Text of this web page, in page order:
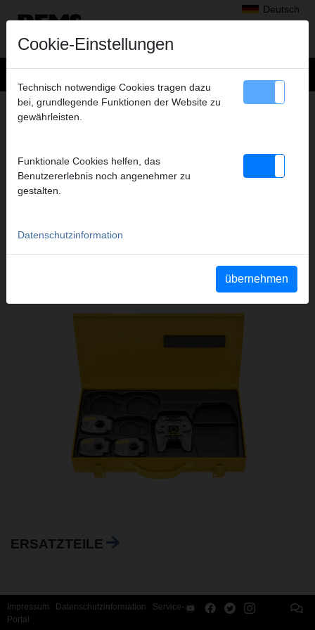
Deutsch
Produkte>Radialpressen>
REMS Presszangen Mini A2-22kN / Pressringe Set
REMS PRESSRINGE S SET
M 15+18+22 +MINI Z8 A2-22KN
Art.-Nr. 574614 R
ERSATZTEILE
Impressum Datenschutzinformation
Service-
Portal
Cookie-Einstellungen
Technisch notwendige Cookies tragen dazu
bei, grundlegende Funktionen der Website zu
gewährleisten.
Funktionale Cookies helfen, das
Benutzererlebnis noch angenehmer zu
gestalten.
Datenschutzinformation
übernehmen